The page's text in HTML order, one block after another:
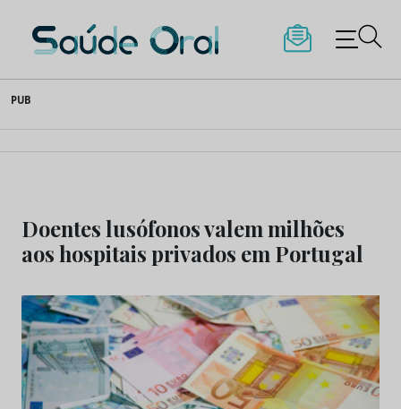
to
content
Saúde Oral
PUB
Doentes lusófonos valem milhões
aos hospitais privados em Portugal